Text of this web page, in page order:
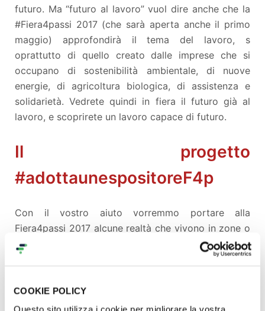
COOKIE POLICY
futuro. Ma “futuro al lavoro” vuol dire anche che la
#Fiera4passi 2017 (che sarà aperta anche il primo
maggio) approfondirà il tema del lavoro, s
oprattutto di quello creato dalle imprese che si
occupano di sostenibilità ambientale, di nuove
energie, di agricoltura biologica, di assistenza e
solidarietà. Vedrete quindi in fiera il futuro già al
lavoro, e scoprirete un lavoro capace di futuro.
Il progetto
#adottaunespositoreF4p
Con il vostro aiuto vorremmo portare alla
Fiera4passi 2017 alcune realtà che vivono in zone o
in situazioni particolari e che avrebbero difficoltà a
pagare le spese di viaggio e di permanenza.
Fiera4Passi di sostenere il progetto per poter
portare in fiera come espositori dei testimoni di